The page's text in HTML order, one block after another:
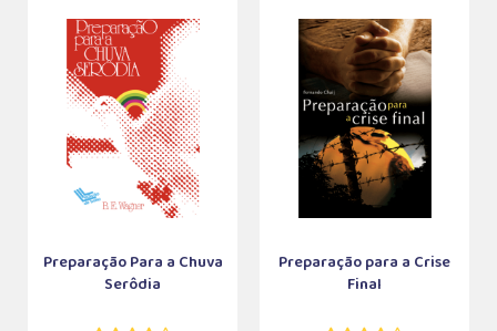
Preparação Para a Chuva
Serôdia
Preparação para a Crise
Final